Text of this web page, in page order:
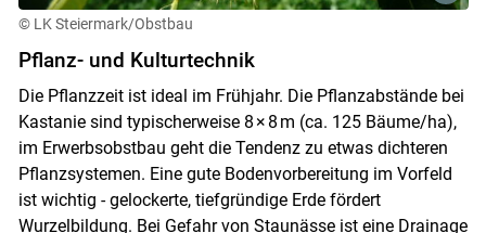
© LK Steiermark/Obstbau
Pflanz- und Kulturtechnik
Die Pflanzzeit ist ideal im Frühjahr. Die Pflanzabstände bei
Kastanie sind typischerweise 8 × 8 m (ca. 125 Bäume/ha),
im Erwerbsobstbau geht die Tendenz zu etwas dichteren
Pflanzsystemen. Eine gute Bodenvorbereitung im Vorfeld
ist wichtig - gelockerte, tiefgründige Erde fördert
Wurzelbildung. Bei Gefahr von Staunässe ist eine Drainage